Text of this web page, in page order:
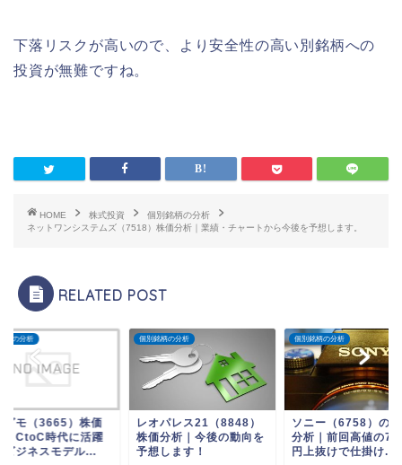
下落リスクが高いので、より安全性の高い別銘柄への
投資が無難ですね。
HOME 株式投資
個別銘柄の分析
ネットワンシステムズ（7518）株価分析｜業績・チャートから今後を予想します。
RELATED POST
柄の分析
グモ（3665）株価
｜CtoC時代に活躍
ビジネスモデル...
個別銘柄の分析
レオパレス21（8848）
株価分析｜今後の動向を
予想します！
個別銘柄の分析
ソニー（6758）の
分析｜前回高値の
円上抜けで仕掛け...